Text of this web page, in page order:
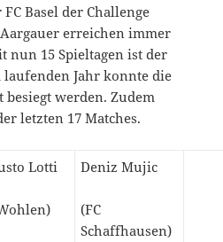
Basel der Challenge
erreichen immer
nun 15 Spieltagen ist der
Jahr konnte die
werden. Zudem
letzten 17 Matches.
Lotti Deniz Mujic
(FC
Schaffhausen)